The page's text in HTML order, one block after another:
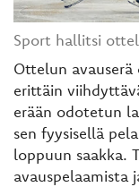
Sport hallitsi
Ottelun
erittäin
erään odotetun
sen fyysisellä
loppuun saakka.
avauspelaamista